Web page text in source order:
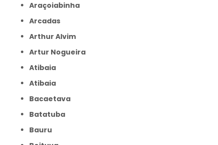
Araçoiabinha
Arcadas
Arthur Alvim
Artur Nogueira
Atibaia
Atibaia
Bacaetava
Batatuba
Bauru